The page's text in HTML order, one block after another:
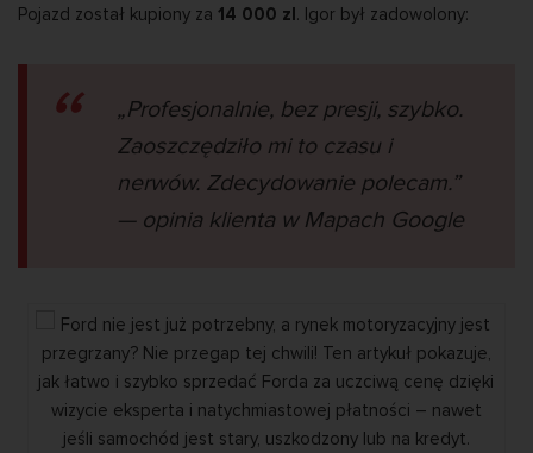
Pojazd został kupiony za 14 000 zl. Igor był zadowolony:
„Profesjonalnie, bez presji, szybko.
Zaoszczędziło mi to czasu i
nerwów. Zdecydowanie polecam.”
— opinia klienta w Mapach Google